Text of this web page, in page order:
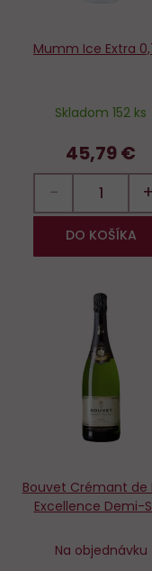
Mumm Ice Extra
Skladom 152 ks
45,79 €
− +
DO KOŠÍKA
Bouvet Crémant de
Excellence Demi-
Na objednávku